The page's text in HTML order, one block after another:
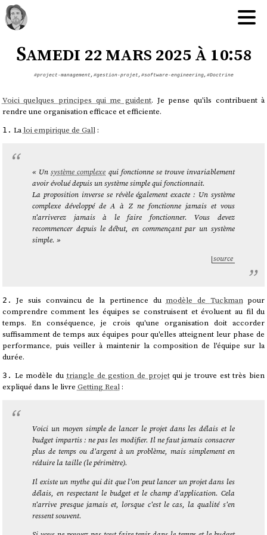
Samedi 22 mars 2025 à 10:58
#project-management, #gestion-projet, #software-engineering, #Doctrine
Voici quelques principes qui me guident. Je pense qu'ils contribuent à
rendre une organisation efficace et efficiente.
1. La loi empirique de Gall:
« Unsystème complexe qui fonctionne se trouve invariablement
avoir évolué depuis un système simple qui fonctionnait.
La proposition inverse se révèle également exacte : Un système
complexe développé de A à Z ne fonctionne jamais et vous
n'arriverez jamais à le faire fonctionner. Vous devez
recommencer depuis le début, en commençant par un système
simple. »
source
2. Je suis convaincu de la pertinence du modèle de Tuckmanpour
comprendre comment les équipes se construisent et évoluent au fil du
temps. En conséquence, je crois qu'une organisation doit accorder
suffisamment de temps aux équipes pour qu'elles atteignent leur phase de
performance, puis veiller à maintenir la composition de l'équipe sur la
durée.
3. Le modèle dutriangle de gestion de projetqui je trouve est très bien
expliqué dans le livreGetting Real:
Voici un moyen simple de lancer le projet dans les délais et le
budget impartis : ne pas les modifier. Il ne faut jamais consacrer
plus de temps ou d'argent à un problème, mais simplement en
réduire la taille (le périmètre).
Il existe un mythe qui dit que l'on peut lancer un projet dans les
délais, en respectant le budget et le champ d'application. Cela
n'arrive presque jamais et, lorsque c'est le cas, la qualité s'en
ressent souvent.